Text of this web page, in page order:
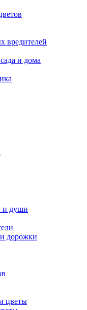
вредителей
и дома
и души
дорожки
цветы